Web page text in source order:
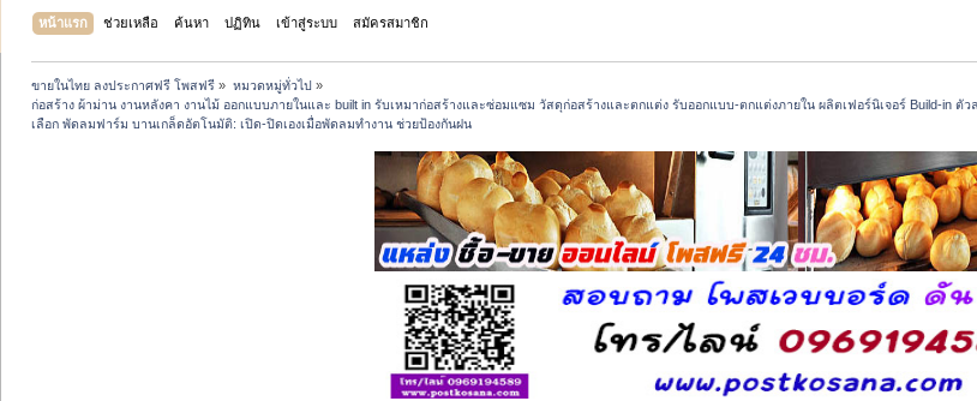
หน้าแรก ช่วยเหลือ ค้นหา ปฏิทิน เข้าสู่ระบบ สมัครสมาชิก
ขายในไทย ลงประกาศฟรี โพสฟรี » หมวดหมู่ทั่วไป»
ก่อสร้าง ผ้าม่าน งานหลังคา งานไม้ ออกแบบภายในและ built in รับเหมาก่อสร้างและซ่อมแซม วัสดุก่อสร้างและตกแต่ง รับออกแบบ-ตกแต่งภายใน ผลิตเฟอร์นิเจอร์ Build-in ตั
เลือก พัดลมฟาร์ม บานเกล็ดอัตโนมัติ: เปิด-ปิดเองเมื่อพัดลมทำงาน ช่วยป้องกันฝน